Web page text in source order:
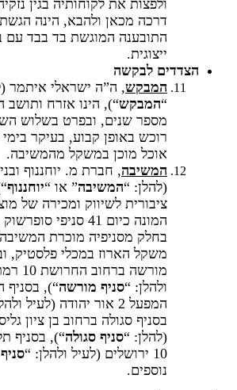
ולפצות את לקוחותיה בגין
דרכה מכאן ולהבא, הינה
התובענה המוגשת בד בבד עם
ייצוגית.
הצדדים לבקשה
המבקש, ה”ה ישראלי איתמר
“המבקש“), הינו אזרח
מספר שנים, ובפרט בשלוש
רוכש באופן קבוע, בעיקר
אוכל מוכן במשקל מהמשיבה.
המשיבה
(להלן: “המשיבה” או “יוחננוף
ציבורית לשיווק ומכירה של
המונה כיום 41 סניפי
בחלק מסניפיה מוכרת המשיבה
משקל הארוז במכלי פלסטיק,
מורשה
ולהלן: “סניף מורשה“), בסניף
המפעל 2 אור יהודה (לעיל ולהלן: “
(להלן: “סניף סגולה“), בסניף
10 ירושלים (לעיל ולהלן: “
נוספים.